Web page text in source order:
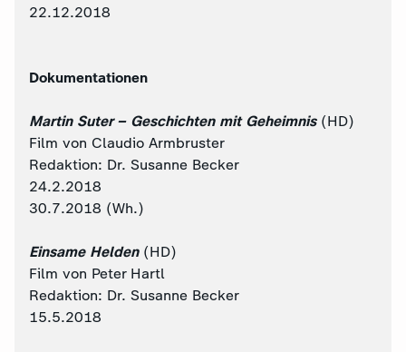
22.12.2018
Dokumentationen
Martin Suter – Geschichten mit Geheimnis (HD)
Film von Claudio Armbruster
Redaktion: Dr. Susanne Becker
24.2.2018
30.7.2018 (Wh.)
Einsame Helden (HD)
Film von Peter Hartl
Redaktion: Dr. Susanne Becker
15.5.2018